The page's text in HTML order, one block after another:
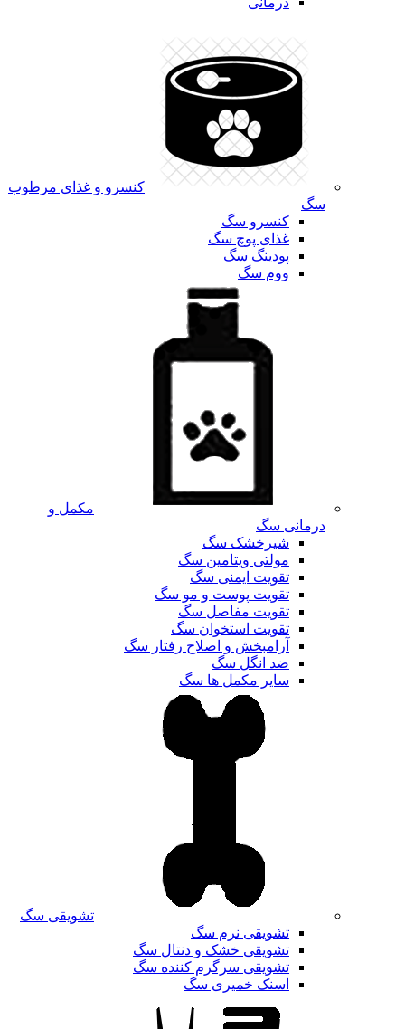
کنسرو و غذای مرطوب
سگ
کنسرو سگ
غذای پوچ سگ
پودینگ سگ
ووم سگ
مکمل و
درمانی سگ
شیرخشک سگ
مولتی ویتامین سگ
تقویت ایمنی سگ
تقویت پوست و مو سگ
تقویت مفاصل سگ
تقویت استخوان سگ
آرامبخش و اصلاح رفتار سگ
ضد انگل سگ
سایر مکمل ها سگ
تشویقی سگ
تشویقی نرم سگ
تشویقی خشک و دنتال سگ
تشویقی سرگرم کننده سگ
اسنک خمیری سگ